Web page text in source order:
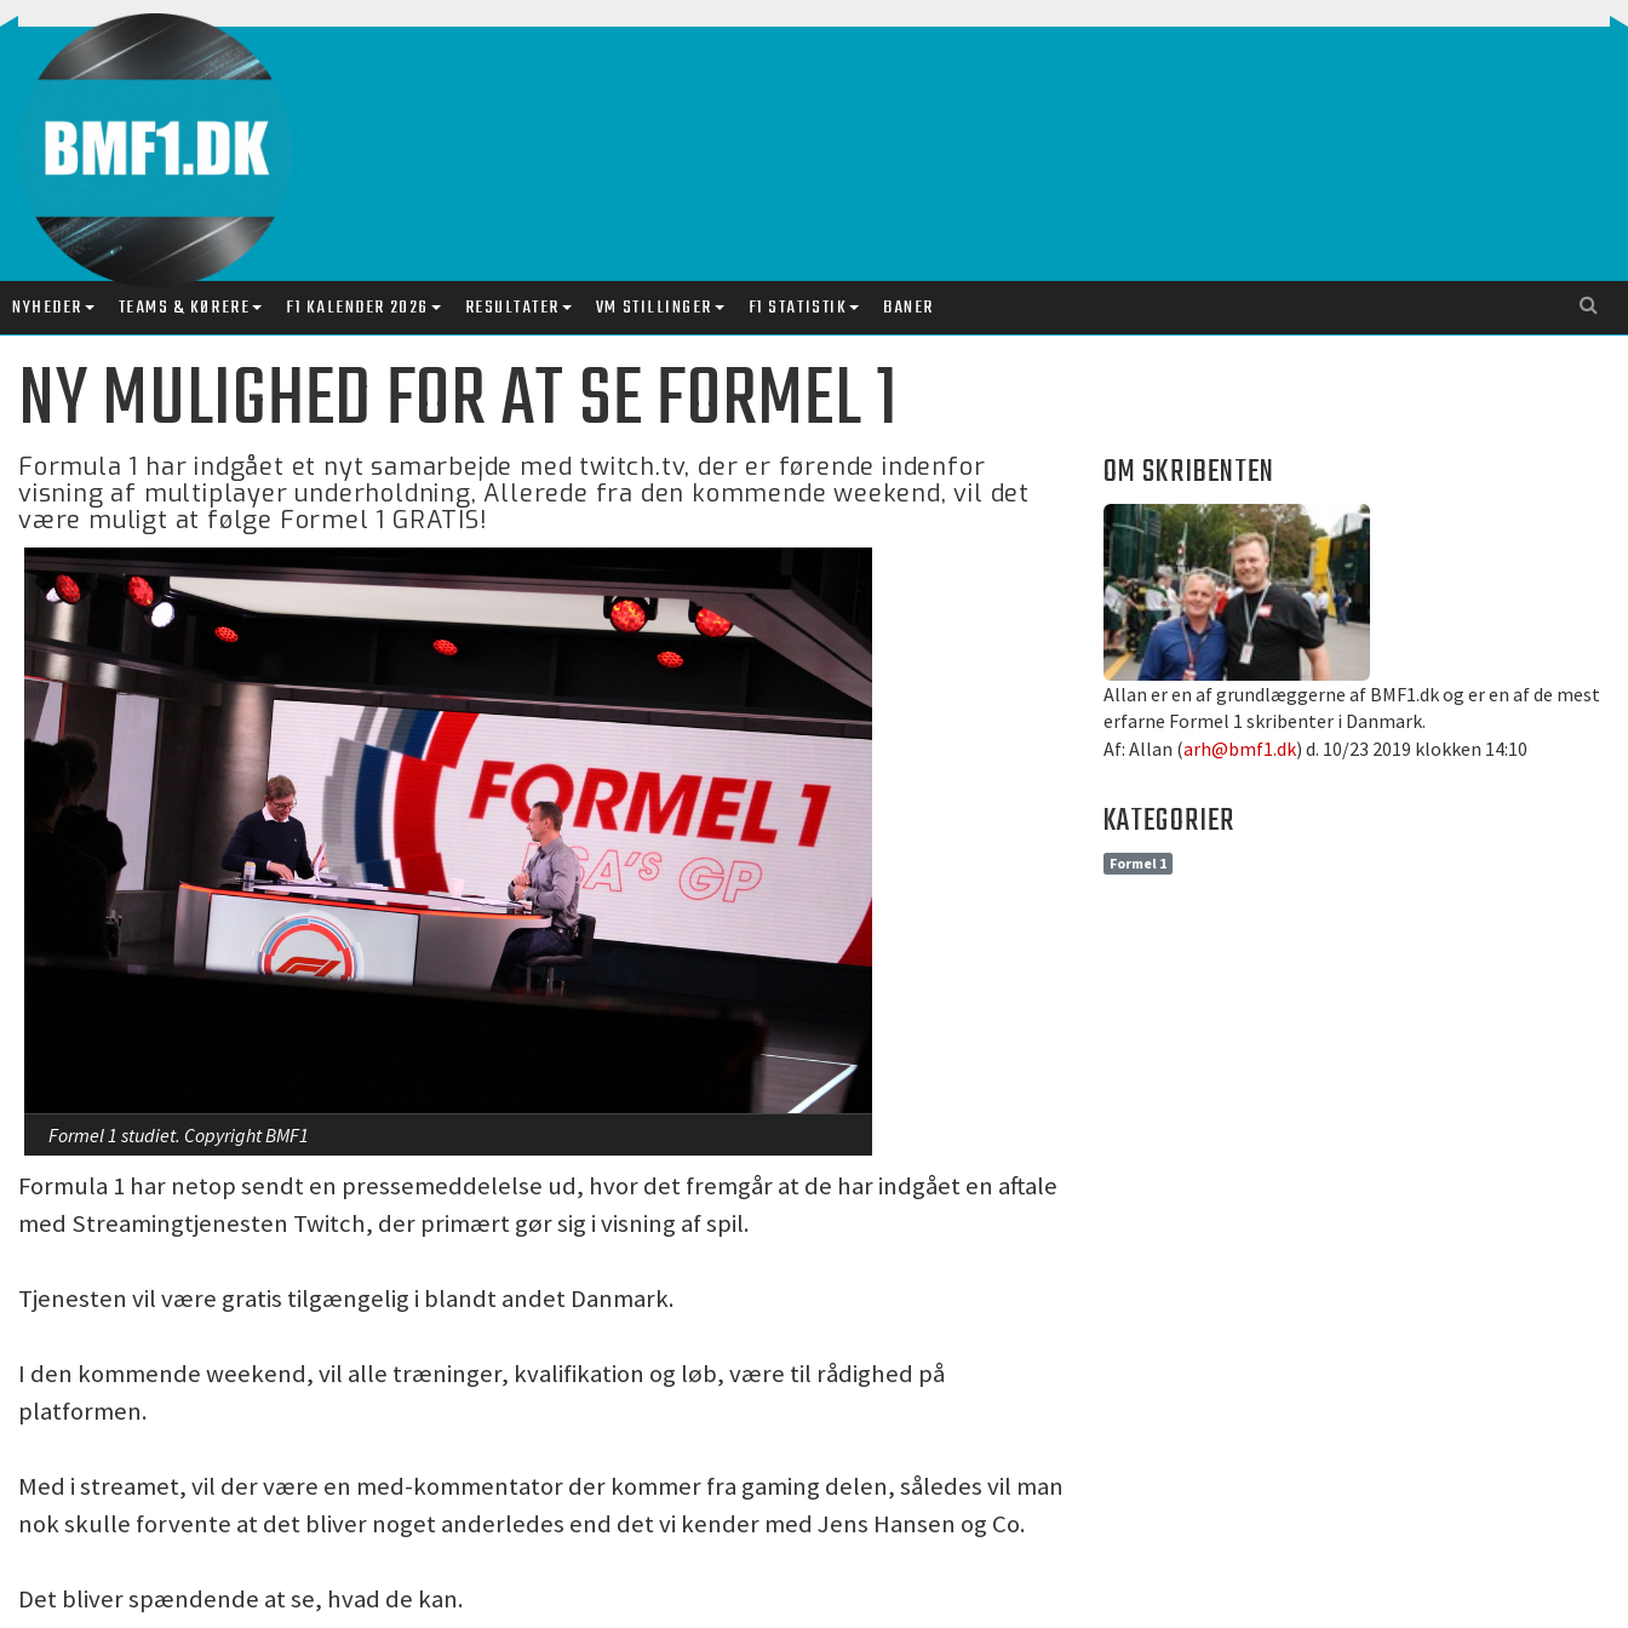
NYHEDER TEAMS & KØRERE F1 KALENDER 2026 RESULTATER VM STILLINGER F1 STATISTIK BANER
NY MULIGHED FOR AT SE FORMEL 1
Formula 1 har indgået et nyt samarbejde med twitch.tv, der er førende indenfor
visning af multiplayer underholdning, Allerede fra den kommende weekend, vil det
være muligt at følge Formel 1 GRATIS!
Formel 1 studiet. Copyright BMF1
OM SKRIBENTEN
Allan er en af grundlæggerne af BMF1.dk og er en af de mest
erfarne Formel 1 skribenter i Danmark.
Af: Allan (arh@bmf1.dk) d. 10/23 2019 klokken 14:10
KATEGORIER
Formel 1
Formula 1 har netop sendt en pressemeddelelse ud, hvor det fremgår at de har indgået en aftale
med Streamingtjenesten Twitch, der primært gør sig i visning af spil.
Tjenesten vil være gratis tilgængelig i blandt andet Danmark.
I den kommende weekend, vil alle træninger, kvalifikation og løb, være til rådighed på
platformen.
Med i streamet, vil der være en med-kommentator der kommer fra gaming delen, således vil man
nok skulle forvente at det bliver noget anderledes end det vi kender med Jens Hansen og Co.
Det bliver spændende at se, hvad de kan.